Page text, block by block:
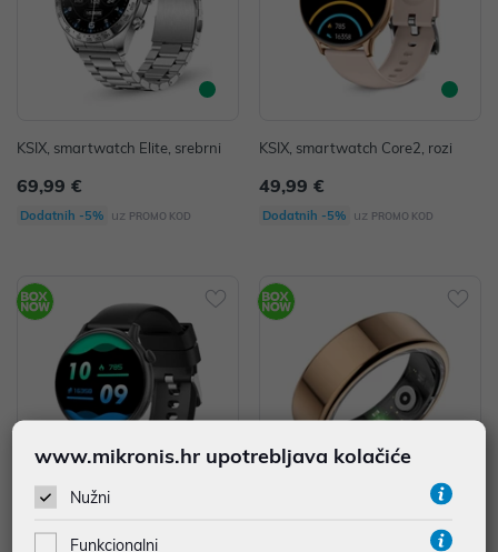
KSIX, smartwatch Elite, srebrni
69,99 €
Dodatnih -5% uz PROMO KOD
KSIX, smartwatch Core2, rozi
49,99 €
Dodatnih -5% uz PROMO KOD
www.mikronis.hr upotrebljava kolačiće
Nužni
Funkcionalni